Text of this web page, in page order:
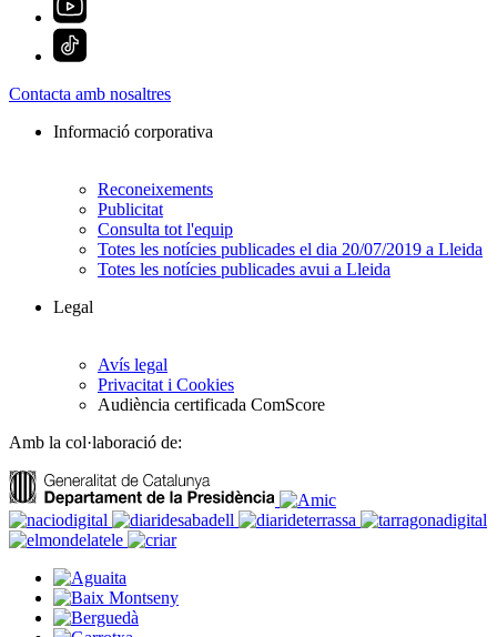
Contacta amb nosaltres
Informació corporativa
Reconeixements
Publicitat
Consulta tot l'equip
Totes les notícies publicades el dia 20/07/2019 a Lleida
Totes les notícies publicades avui a Lleida
Legal
Avís legal
Privacitat i Cookies
Audiència certificada ComScore
Amb la col·laboració de: